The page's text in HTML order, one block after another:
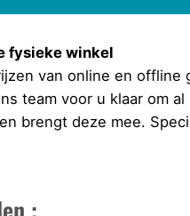
fysieke winkel
van online en
team voor u klaar om
brengt deze mee.